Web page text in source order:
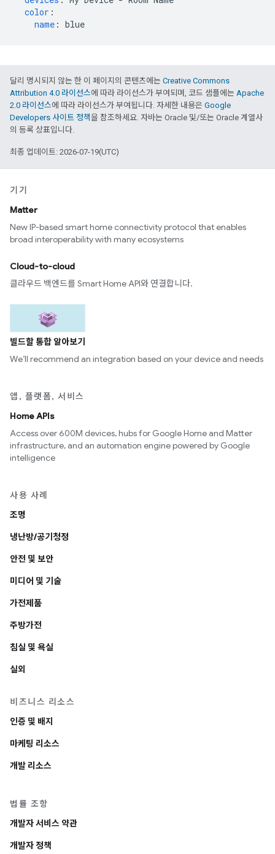
color :
name : blue
달리 명시되지 않는 한 이 페이지의 콘텐츠에는 Creative Commons
Attribution 4.0 라이선스에 따라 라이선스가 부여되며, 코드 샘플에는 Apache
2.0 라이선스에 따라 라이선스가 부여됩니다. 자세한 내용은 Google
Developers 사이트 정책을 참조하세요. 자바는 Oracle 및/또는 Oracle 계열사
의 등록 상표입니다.
최종 업데이트: 2026-07-19(UTC)
기기
Matter
New IP-based smart home connectivity protocol that enables
broad interoperability with many ecosystems
Cloud-to-cloud
클라우드 백엔드를 Smart Home API와 연결합니다.
빌드할 통합 알아보기
We’ll recommend an integration based on your device and needs
앱, 플랫폼, 서비스
Home APIs
Access over 600M devices, hubs for Google Home and Matter
infrastructure, and an automation engine powered by Google
intelligence
사용 사례
조명
냉난방/공기청정
안전 및 보안
미디어 및 기술
가전제품
주방가전
침실 및 욕실
실외
비즈니스 리소스
인증 및 배지
마케팅 리소스
개발 리소스
법률 조항
개발자 서비스 약관
개발자 정책